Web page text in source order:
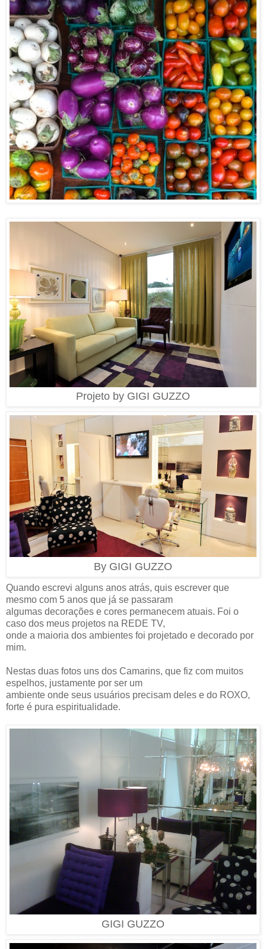
Projeto by GIGI GUZZO
By GIGI GUZZO
Quando escrevi alguns anos atrás, quis escrever que
mesmo com 5 anos que já se passaram
algumas decorações e cores permanecem atuais. Foi o
caso dos meus projetos na REDE TV,
onde a maioria dos ambientes foi projetado e decorado por
mim.
Nestas duas fotos uns dos Camarins, que fiz com muitos
espelhos, justamente por ser um
ambiente onde seus usuários precisam deles e do ROXO,
forte é pura espiritualidade.
GIGI GUZZO